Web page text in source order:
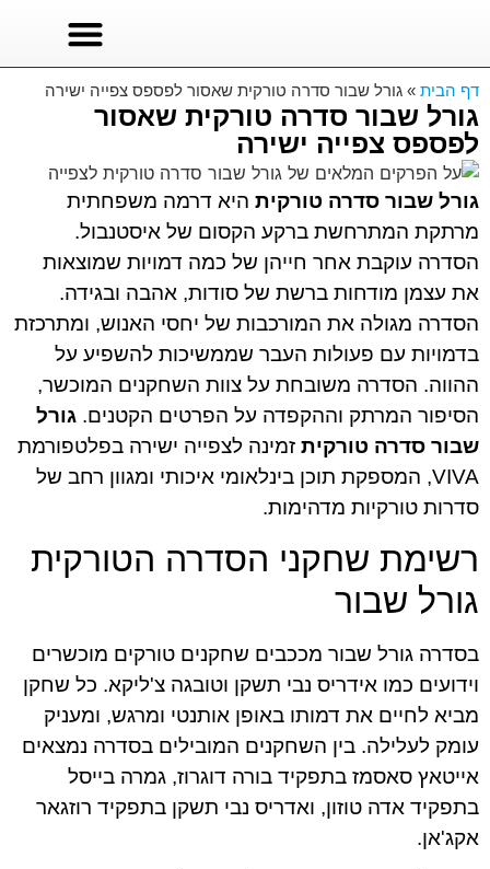
דף הבית » גורל שבור סדרה טורקית שאסור לפספס צפייה ישירה
גורל שבור סדרה טורקית שאסור
לפספס צפייה ישירה
גורל שבור סדרה טורקית היא דרמה משפחתית
מרתקת המתרחשת ברקע הקסום של איסטנבול.
הסדרה עוקבת אחר חייהן של כמה דמויות שמוצאות
את עצמן מודחות ברשת של סודות, אהבה ובגידה.
הסדרה מגולה את המורכבות של יחסי האנוש, ומתרכזת
בדמויות עם פעולות העבר שממשיכות להשפיע על
ההווה. הסדרה משובחת על צוות השחקנים המוכשר,
הסיפור המרתק וההקפדה על הפרטים הקטנים. גורל
שבור סדרה טורקית זמינה לצפייה ישירה בפלטפורמת
VIVA, המספקת תוכן בינלאומי איכותי ומגוון רחב של
סדרות טורקיות מדהימות.
רשימת שחקני הסדרה הטורקית
גורל שבור
בסדרה גורל שבור מככבים שחקנים טורקים מוכשרים
וידועים כמו אידריס נבי תשקן וטובגה צ'ליקא. כל שחקן
מביא לחיים את דמותו באופן אותנטי ומרגש, ומעניק
עומק לעלילה. בין השחקנים המובילים בסדרה נמצאים
אייטאץ סאסמז בתפקיד בורה דוגרוז, גמרה בייסל
בתפקיד אדה טוזון, ואדריס נבי תשקן בתפקיד רוזגאר
אקג'אן.